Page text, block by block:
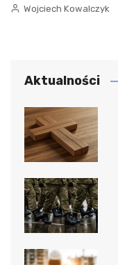
Wojciech Kowalczyk
Aktualności